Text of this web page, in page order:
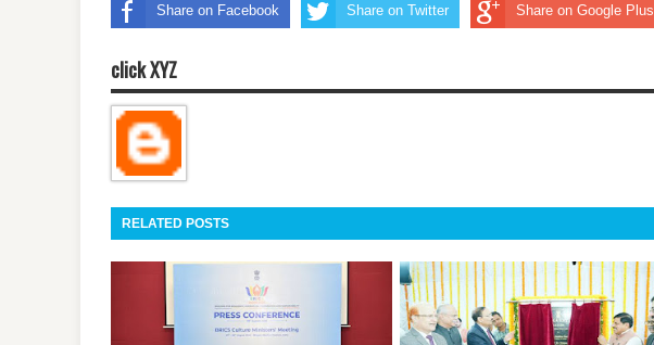
Share on Facebook Share on Twitter Share on Google Plus
click XYZ
RELATED POSTS